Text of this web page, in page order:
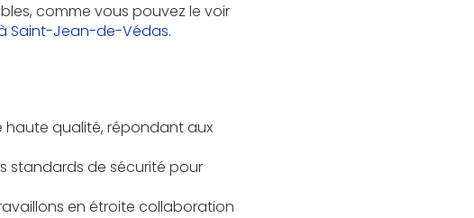
comme vous pouvez le voir
Saint-Jean-de-Védas.
haute qualité, répondant aux
standards de sécurité pour
en étroite collaboration